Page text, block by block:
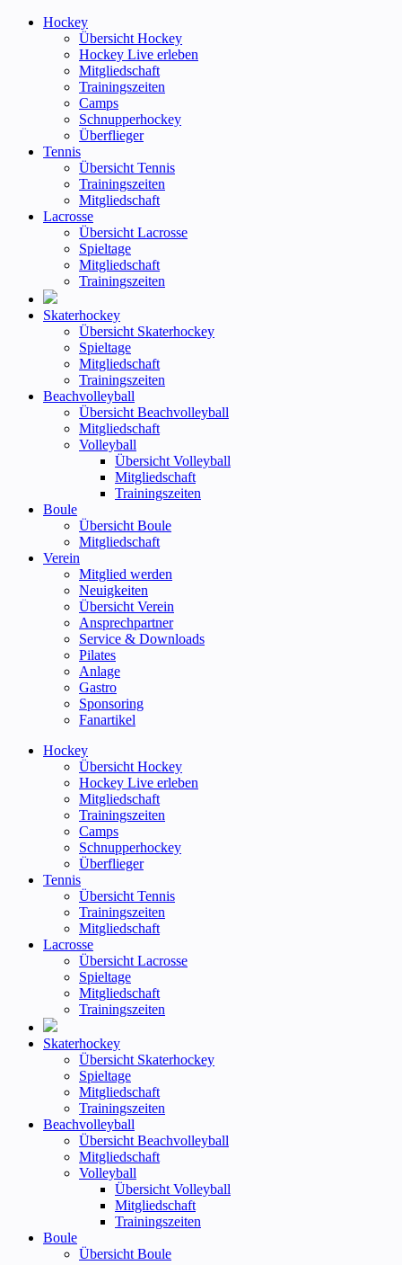
Hockey
Übersicht Hockey
Hockey Live erleben
Mitgliedschaft
Trainingszeiten
Camps
Schnupperhockey
Überflieger
Tennis
Übersicht Tennis
Trainingszeiten
Mitgliedschaft
Lacrosse
Übersicht Lacrosse
Spieltage
Mitgliedschaft
Trainingszeiten
Skaterhockey
Übersicht Skaterhockey
Spieltage
Mitgliedschaft
Trainingszeiten
Beachvolleyball
Übersicht Beachvolleyball
Mitgliedschaft
Volleyball
Übersicht Volleyball
Mitgliedschaft
Trainingszeiten
Boule
Übersicht Boule
Mitgliedschaft
Verein
Mitglied werden
Neuigkeiten
Übersicht Verein
Ansprechpartner
Service & Downloads
Pilates
Anlage
Gastro
Sponsoring
Fanartikel
Hockey
Übersicht Hockey
Hockey Live erleben
Mitgliedschaft
Trainingszeiten
Camps
Schnupperhockey
Überflieger
Tennis
Übersicht Tennis
Trainingszeiten
Mitgliedschaft
Lacrosse
Übersicht Lacrosse
Spieltage
Mitgliedschaft
Trainingszeiten
Skaterhockey
Übersicht Skaterhockey
Spieltage
Mitgliedschaft
Trainingszeiten
Beachvolleyball
Übersicht Beachvolleyball
Mitgliedschaft
Volleyball
Übersicht Volleyball
Mitgliedschaft
Trainingszeiten
Boule
Übersicht Boule